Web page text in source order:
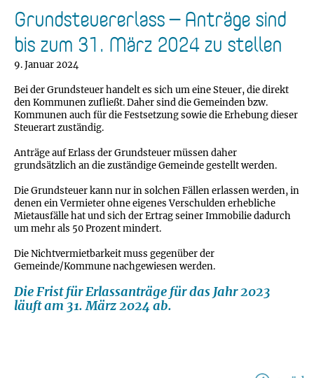
Grundsteuererlass – Anträge sind
bis zum 31. März 2024 zu stellen
9. Januar 2024
Bei der Grundsteuer handelt es sich um eine Steuer, die direkt
den Kommunen zufließt. Daher sind die Gemeinden bzw.
Kommunen auch für die Festsetzung sowie die Erhebung dieser
Steuerart zuständig.
Anträge auf Erlass der Grundsteuer müssen daher
grundsätzlich an die zuständige Gemeinde gestellt werden.
Die Grundsteuer kann nur in solchen Fällen erlassen werden, in
denen ein Vermieter ohne eigenes Verschulden erhebliche
Mietausfälle hat und sich der Ertrag seiner Immobilie dadurch
um mehr als 50 Prozent mindert.
Die Nichtvermietbarkeit muss gegenüber der
Gemeinde/Kommune nachgewiesen werden.
Die Frist für Erlassanträge für das Jahr 2023
läuft am 31. März 2024 ab.